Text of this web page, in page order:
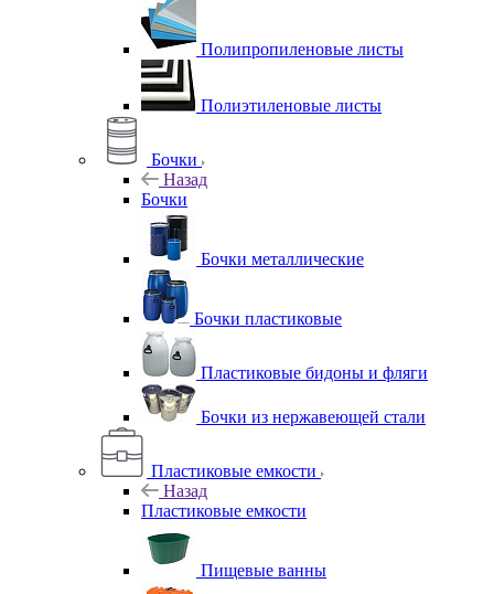
Полипропиленовые листы
Полиэтиленовые листы
Бочки
Назад
Бочки
Бочки металлические
Бочки пластиковые
Пластиковые бидоны и фляги
Бочки из нержавеющей стали
Пластиковые емкости
Назад
Пластиковые емкости
Пищевые ванны